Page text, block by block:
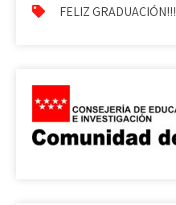
FELIZ GRADUACIÓN!!!